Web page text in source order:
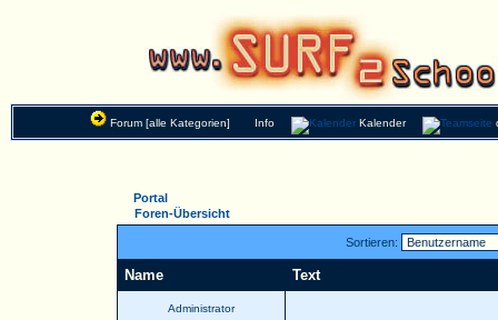
Forum [alle Kategorien] Info Kalender
Portal
Foren-Übersicht
Sortieren:
Name Text
Administrator